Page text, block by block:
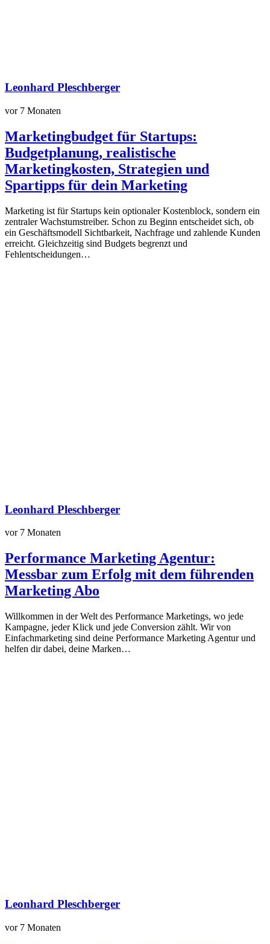
Leonhard Pleschberger
vor 7 Monaten
Marketingbudget für Startups:
Budgetplanung, realistische
Marketingkosten, Strategien und
Spartipps für dein Marketing
Marketing ist für Startups kein optionaler Kostenblock, sondern ein
zentraler Wachstumstreiber. Schon zu Beginn entscheidet sich, ob
ein Geschäftsmodell Sichtbarkeit, Nachfrage und zahlende Kunden
erreicht. Gleichzeitig sind Budgets begrenzt und
Fehlentscheidungen…
Leonhard Pleschberger
vor 7 Monaten
Performance Marketing Agentur:
Messbar zum Erfolg mit dem führenden
Marketing Abo
Willkommen in der Welt des Performance Marketings, wo jede
Kampagne, jeder Klick und jede Conversion zählt. Wir von
Einfachmarketing sind deine Performance Marketing Agentur und
helfen dir dabei, deine Marken…
Leonhard Pleschberger
vor 7 Monaten